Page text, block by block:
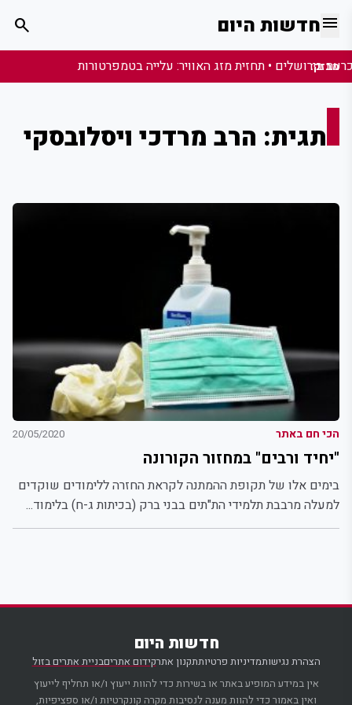
menuחדשות היום search
מבזק:
תגית: הרב מרדכי ויסלובסקי
הכי חם באתר 20/05/2020
"יחיד ורבים" במחזור הקורונה
בימים אלו של תקופת ההמתנה לקראת החזרה ללימודים שוקדים
למעלה מרבבת תלמידי הת"תים בבני ברק (בכיתות ג-ח) בלימוד...
חדשות היום
הצהרת נגישותמדיניות פרטיותתקנון אתרקידום אתריםבניית אתרים בזול
אין במידע המופיע באתר או בשירות כדי להוות ייעוץ ו/או תחליף לייעוץ
ואין באמור כדי להוות מענה לנסיבות מקרה קונקרטיות ו/או ספציפיות,